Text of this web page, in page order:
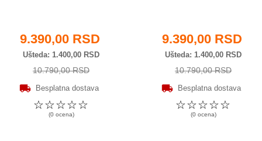
9.390,00 RSD
Ušteda 1.400,00 RSD
10.790,00 RSD
Besplatna dostava
☆
☆
☆
☆
☆
(0 ocena)
9.390,00 RSD
Ušteda 1.400,00 RSD
10.790,00 RSD
Besplatna dostava
☆
☆
☆
☆
☆
(0 ocena)